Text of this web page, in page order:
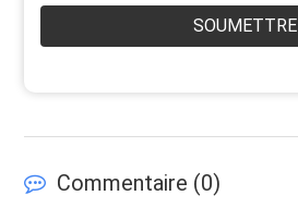
SOUMETTRE
Commentaire (0)